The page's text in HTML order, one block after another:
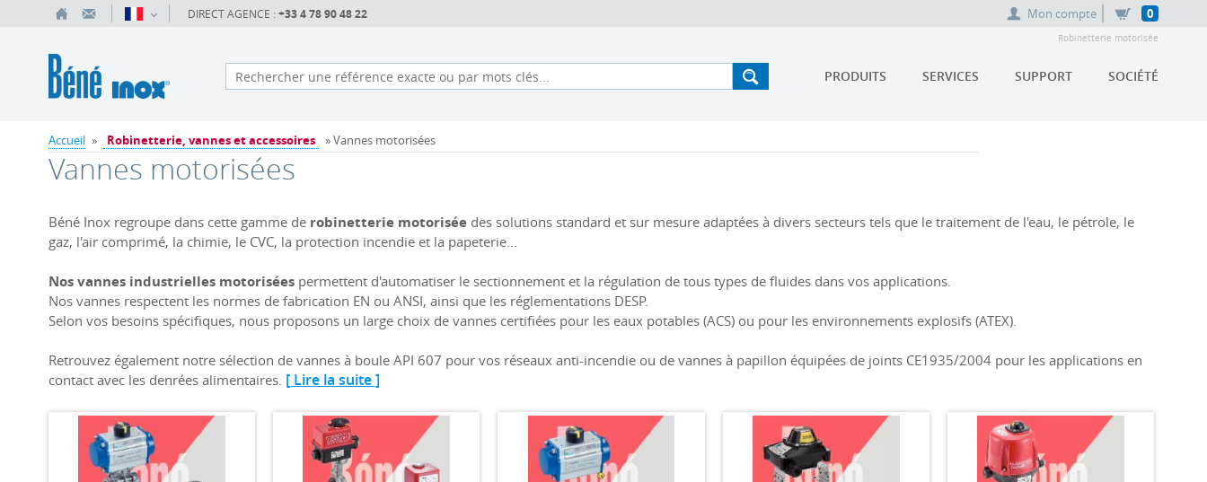
DIRECT AGENCE : +33 4 78 90 48 22 Mon compte 0
Robinetterie motorisée
PRODUITS SERVICES SUPPORT SOCIÉTÉ
Accueil » Robinetterie, vannes et accessoires » Vannes motorisées
Vannes motorisées
Béné Inox regroupe dans cette gamme de robinetterie motoriséedes solutions standard et sur mesure adaptées à divers secteurs tels que le traitement de l'eau, le pétrole, le
gaz, l'air comprimé, la chimie, le CVC, la protection incendie et la papeterie...
Nos vannes industrielles motoriséespermettent d'automatiser le sectionnement et la régulation de tous types de fluides dans vos applications.
Nos vannes respectent les normes de fabrication EN ou ANSI, ainsi que les réglementations DESP.
Selon vos besoins spécifiques, nous proposons un large choix de vannes certifiées pour les eaux potables (ACS) ou pour les environnements explosifs (ATEX).
Retrouvez également notre sélection de vannes à boule API 607 pour vos réseaux anti-incendie ou de vannes à papillon équipées de joints CE1935/2004 pour les applications en
contact avec les denrées alimentaires. [ Lire la suite ]